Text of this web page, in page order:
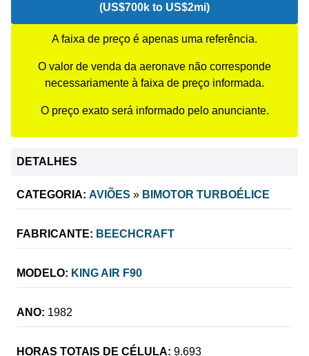
(US$700k to US$2mi)
A faixa de preço é apenas uma referência.
O valor de venda da aeronave não corresponde
necessariamente à faixa de preço informada.
O preço exato será informado pelo anunciante.
DETALHES
CATEGORIA: AVIÕES » BIMOTOR TURBOÉLICE
FABRICANTE: BEECHCRAFT
MODELO: KING AIR F90
ANO: 1982
HORAS TOTAIS DE CÉLULA: 9.693